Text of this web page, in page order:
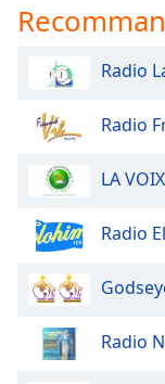
Radio
Radio
LA
Radio
Radio